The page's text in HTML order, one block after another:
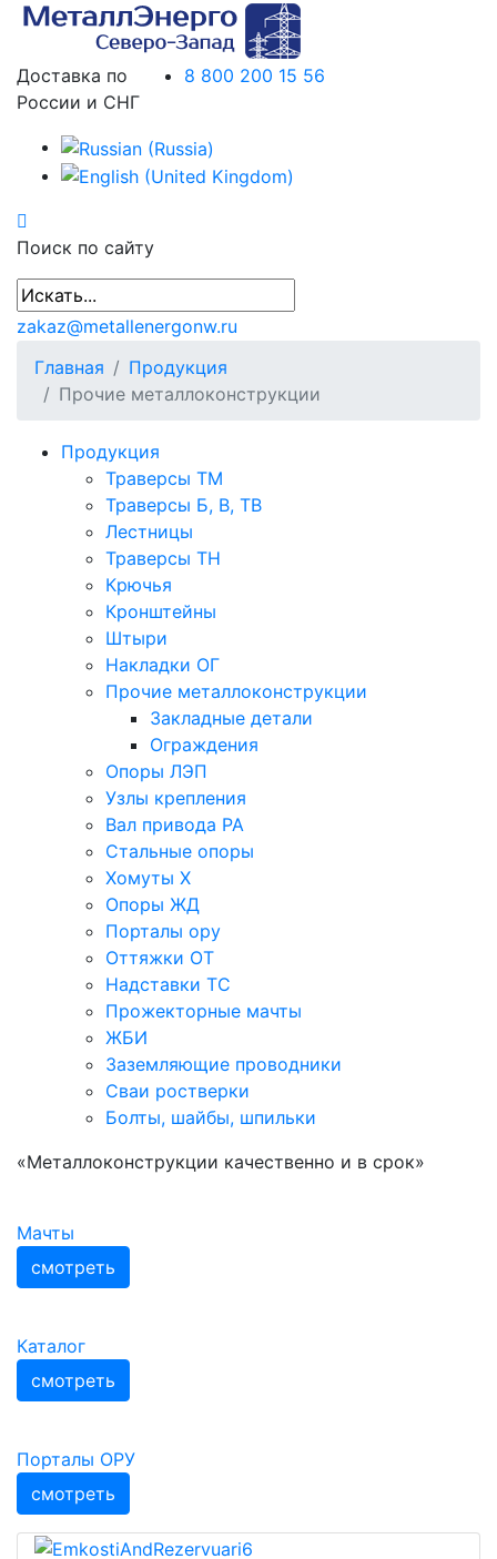
Доставка по
России и СНГ
8 800 200 15 56
Поиск по сайту
zakaz@metallenergonw.ru
Главная
Продукция
Прочие металлоконструкции
Продукция
Траверсы ТМ
Траверсы Б, В, ТВ
Лестницы
Траверсы ТН
Крючья
Кронштейны
Штыри
Накладки ОГ
Прочие металлоконструкции
Закладные детали
Ограждения
Опоры ЛЭП
Узлы крепления
Вал привода РА
Стальные опоры
Хомуты Х
Опоры ЖД
Порталы ору
Оттяжки ОТ
Надставки ТС
Прожекторные мачты
ЖБИ
Заземляющие проводники
Сваи ростверки
Болты, шайбы, шпильки
«Металлоконструкции качественно и в срок»
Мачты
смотреть
Каталог
смотреть
Порталы ОРУ
смотреть